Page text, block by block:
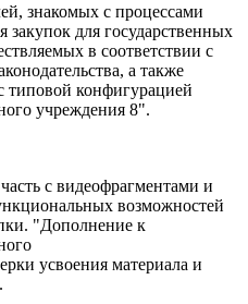
знакомых с процессами
для государственных
в соответствии с
а также
конфигурацией
учреждения 8".
с видеофрагментами и
возможностей
"Дополнение к
усвоения материала и